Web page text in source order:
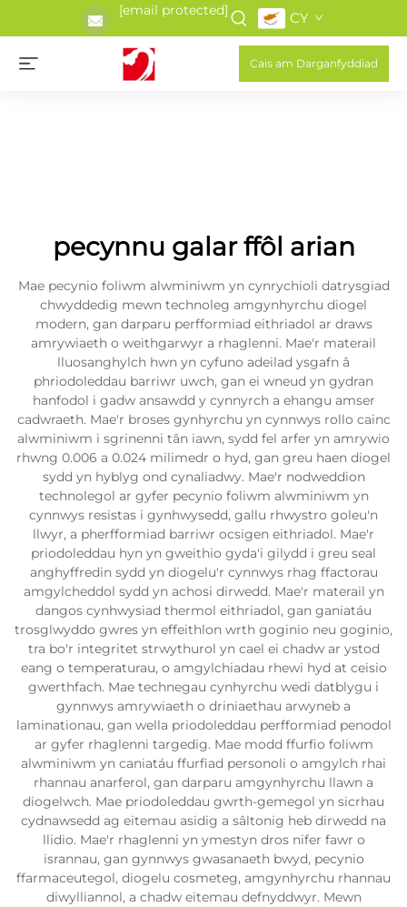
[email protected] CY
Cais am Darganfyddiad
pecynnu galar ffôl arian
Mae pecynio foliwm alwminiwm yn cynrychioli datrysgiad
chwyddedig mewn technoleg amgynhyrchu diogel
modern, gan darparu perfformiad eithriadol ar draws
amrywiaeth o weithgarwyr a rhaglenni. Mae'r materail
lluosanghylch hwn yn cyfuno adeilad ysgafn â
phriodoleddau barriwr uwch, gan ei wneud yn gydran
hanfodol i gadw ansawdd y cynnyrch a ehangu amser
cadwraeth. Mae'r broses gynhyrchu yn cynnwys rollo cainc
alwminiwm i sgrinenni tân iawn, sydd fel arfer yn amrywio
rhwng 0.006 a 0.024 milimedr o hyd, gan greu haen diogel
sydd yn hyblyg ond cynaliadwy. Mae'r nodweddion
technolegol ar gyfer pecynio foliwm alwminiwm yn
cynnwys resistas i gynhwysedd, gallu rhwystro goleu'n
llwyr, a pherfformiad barriwr ocsigen eithriadol. Mae'r
priodoleddau hyn yn gweithio gyda'i gilydd i greu seal
anghyffredin sydd yn diogelu'r cynnwys rhag ffactorau
amgylcheddol sydd yn achosi dirwedd. Mae'r materail yn
dangos cynhwysiad thermol eithriadol, gan ganiatáu
trosglwyddo gwres yn effeithlon wrth goginio neu goginio,
tra bo'r integritet strwythurol yn cael ei chadw ar ystod
eang o temperaturau, o amgylchiadau rhewi hyd at ceisio
gwerthfach. Mae technegau cynhyrchu wedi datblygu i
gynnwys amrywiaeth o driniaethau arwyneb a
laminationau, gan wella priodoleddau perfformiad penodol
ar gyfer rhaglenni targedig. Mae modd ffurfio foliwm
alwminiwm yn caniatáu ffurfiad personoli o amgylch rhai
rhannau anarferol, gan darparu amgynhyrchu llawn a
diogelwch. Mae priodoleddau gwrth-gemegol yn sicrhau
cydnawsedd ag eitemau asidig a sâltonig heb dirwedd na
llidio. Mae'r rhaglenni yn ymestyn dros nifer fawr o
isrannau, gan gynnwys gwasanaeth bwyd, pecynio
ffarmaceutegol, diogelu cosmeteg, amgynhyrchu rhannau
diwylliannol, a chadw eitemau defnyddwyr. Mewn